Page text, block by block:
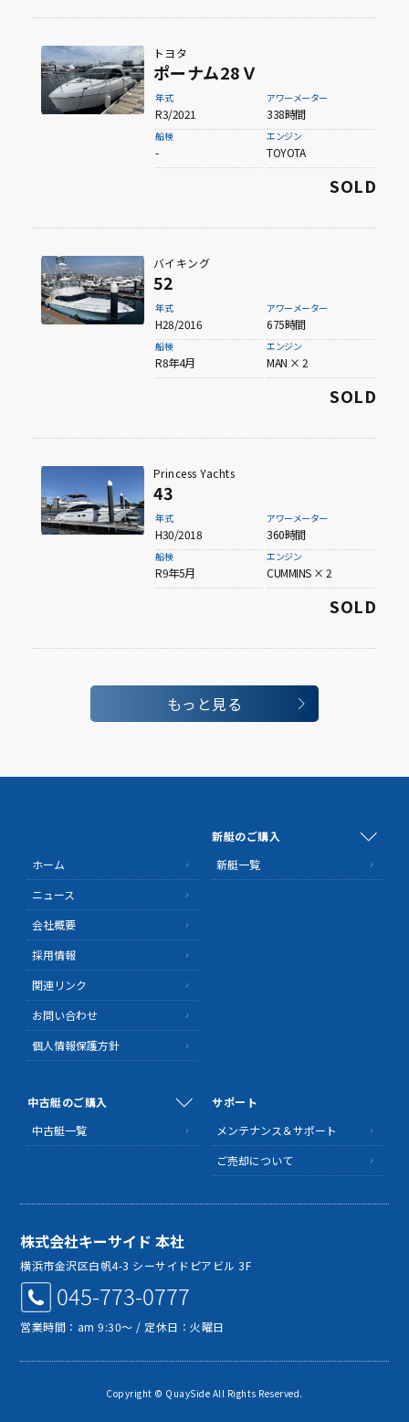
トヨタ
ポーナム28Ｖ
年式
R3/2021
アワーメーター
338時間
船検
-
エンジン
TOYOTA
SOLD
バイキング
52
年式
H28/2016
アワーメーター
675時間
船検
R8年4月
エンジン
MAN × 2
SOLD
Princess Yachts
43
年式
H30/2018
アワーメーター
360時間
船検
R9年5月
エンジン
CUMMINS × 2
SOLD
もっと見る
ホーム
ニュース
会社概要
採用情報
関連リンク
お問い合わせ
個人情報保護方針
新艇のご購入
新艇一覧
中古艇のご購入
中古艇一覧
サポート
メンテナンス＆サポート
ご売却について
株式会社キーサイド 本社
横浜市金沢区白帆4-3 シーサイドピアビル 3F
045-773-0777
営業時間：am 9:30～ / 定休日：火曜日
Copyright © QuaySide All Rights Reserved.